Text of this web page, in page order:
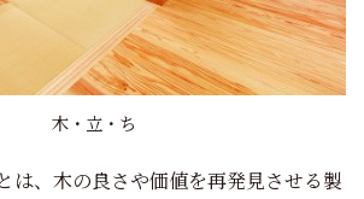
木・立・ち
は、木の良さや価値を再発見させる製